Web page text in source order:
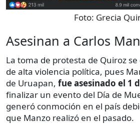
Foto: Grecia
Asesinan a Carlos
La toma de protesta de Quiroz
de alta violencia política, pues
de Uruapan, fue asesinado el 1
finalizar un evento del Día de
generó conmoción en el país
que Manzo realizó en el pasado.